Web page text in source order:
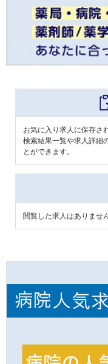
お気に入り求人に保存さ
検索結果一覧や求人詳細
とができます。
閲覧した求人はありません